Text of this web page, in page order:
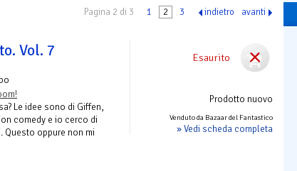
Pagina 2 di 3 1 2 3 indietro avanti
Esaurito
Prodotto nuovo
Venduto da Bazaar del Fantastico
» Vedi scheda completa
Vol. 7
Le idee sono di Giffen,
comedy e io cerco di
oppure non mi